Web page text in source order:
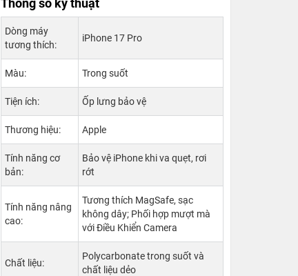
Thông số kỹ thuật
Dòng máy
tương thích:
iPhone 17 Pro
Màu: Trong suốt
Tiện ích: Ốp lưng bảo vệ
Thương hiệu: Apple
Tính năng cơ
bản:
Bảo vệ iPhone khi va quẹt, rơi
rớt
Tính năng nâng
cao:
Tương thích MagSafe, sạc
không dây; Phối hợp mượt mà
với Điều Khiển Camera
Chất liệu:
Polycarbonate trong suốt và
chất liệu dẻo